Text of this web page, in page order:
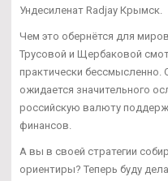
Ундесиленат Radjay Крымск.
Чем это обернётся для
Трусовой и Щербаковой
практически бессмысленно.
ожидается значительного
российскую валюту
финансов.
А вы в своей стратегии
ориентиры? Теперь буду